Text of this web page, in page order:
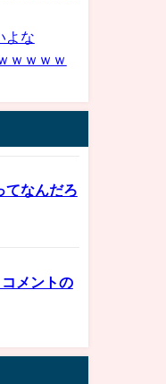
よな
ｗｗｗｗ
てなんだろ
メントの